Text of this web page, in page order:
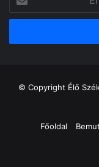
cím
megadása
© Copyright Élő
Főoldal